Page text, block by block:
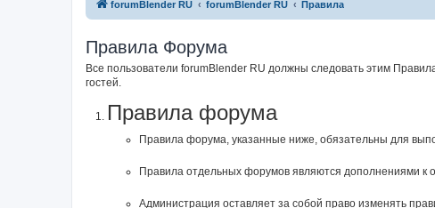
forumBlender RU forumBlender RU Правила
Правила Форума
Все пользователи forumBlender RU должны следовать этим
гостей.
Правила форума
Правила форума, указанные ниже, обязательны для
Правила отдельных форумов являются дополнениями
Администрация оставляет за собой право изменять